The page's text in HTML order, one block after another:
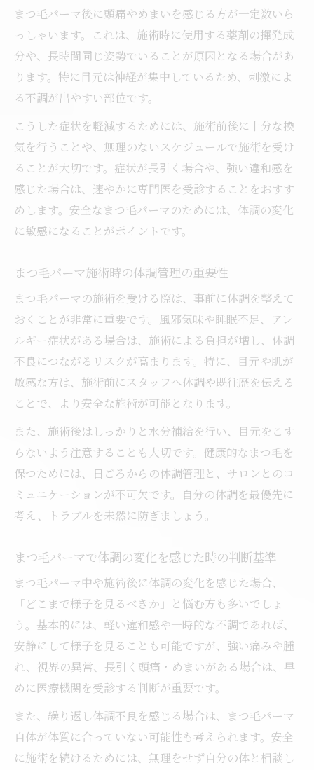
まつ毛パーマ後に頭痛やめまいを感じる方が一定数いら
っしゃいます。これは、施術時に使用する薬剤の揮発成
分や、長時間同じ姿勢でいることが原因となる場合があ
ります。特に目元は神経が集中しているため、刺激によ
る不調が出やすい部位です。
こうした症状を軽減するためには、施術前後に十分な換
気を行うことや、無理のないスケジュールで施術を受け
ることが大切です。症状が長引く場合や、強い違和感を
感じた場合は、速やかに専門医を受診することをおすす
めします。安全なまつ毛パーマのためには、体調の変化
に敏感になることがポイントです。
まつ毛パーマ施術時の体調管理の重要性
まつ毛パーマの施術を受ける際は、事前に体調を整えて
おくことが非常に重要です。風邪気味や睡眠不足、アレ
ルギー症状がある場合は、施術による負担が増し、体調
不良につながるリスクが高まります。特に、目元や肌が
敏感な方は、施術前にスタッフへ体調や既往歴を伝える
ことで、より安全な施術が可能となります。
また、施術後はしっかりと水分補給を行い、目元をこす
らないよう注意することも大切です。健康的なまつ毛を
保つためには、日ごろからの体調管理と、サロンとのコ
ミュニケーションが不可欠です。自分の体調を最優先に
考え、トラブルを未然に防ぎましょう。
まつ毛パーマで体調の変化を感じた時の判断基準
まつ毛パーマ中や施術後に体調の変化を感じた場合、
「どこまで様子を見るべきか」と悩む方も多いでしょ
う。基本的には、軽い違和感や一時的な不調であれば、
安静にして様子を見ることも可能ですが、強い痛みや腫
れ、視界の異常、長引く頭痛・めまいがある場合は、早
めに医療機関を受診する判断が重要です。
また、繰り返し体調不良を感じる場合は、まつ毛パーマ
自体が体質に合っていない可能性も考えられます。安全
に施術を続けるためには、無理をせず自分の体と相談し